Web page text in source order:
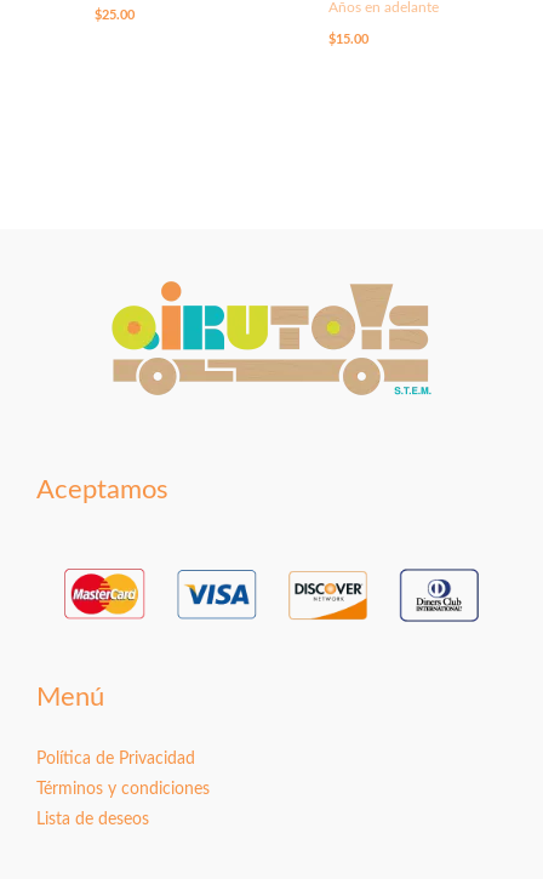
$25.00
Años en adelante
$15.00
Aceptamos
Menú
Política de Privacidad
Términos y condiciones
Lista de deseos